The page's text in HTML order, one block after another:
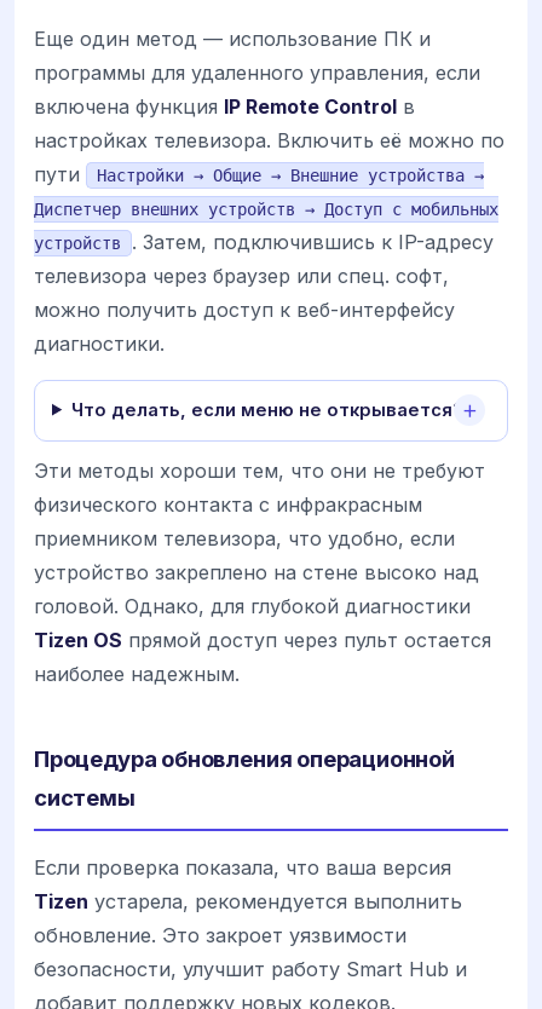
Еще один метод — использование ПК и
программы для удаленного управления, если
включена функция IP Remote Control в
настройках телевизора. Включить её можно по
пути
Настройки → Общие → Внешние устройства →
Диспетчер внешних устройств → Доступ с мобильных
устройств
. Затем, подключившись к IP-адресу
телевизора через браузер или спец. софт,
можно получить доступ к веб-интерфейсу
диагностики.
Что делать, если меню не открывается?
Эти методы хороши тем, что они не требуют
физического контакта с инфракрасным
приемником телевизора, что удобно, если
устройство закреплено на стене высоко над
головой. Однако, для глубокой диагностики
Tizen OS прямой доступ через пульт остается
наиболее надежным.
Процедура обновления операционной
системы
Если проверка показала, что ваша версия
Tizen устарела, рекомендуется выполнить
обновление. Это закроет уязвимости
безопасности, улучшит работу Smart Hub и
добавит поддержку новых кодеков.